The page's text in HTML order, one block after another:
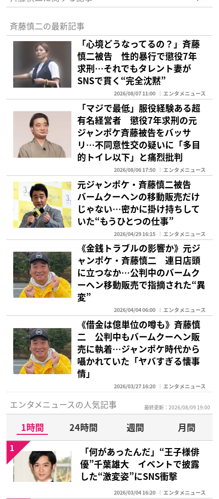
斉藤慎二の最新記事
「心境どうなってるの？」斉藤
慎二被告 性的暴行で懲役7年
求刑…それでもタレント妻が
SNSで貫く“完全沈黙”
2026/08/07 11:00 エンタメニュース
「マジで最低」服役経験ある超
有名経営者 懲役7年求刑の元
ジャンポケ斉藤被告をバッサ
リ…不同意性交の疑いに「多目
的トイレ以下」と痛烈批判
2026/08/06 17:50 エンタメニュース
元ジャンポケ・斉藤慎二被告
バームクーヘンの移動販売だけ
じゃない…密かに掛け持ちして
いた“もうひとつの仕事”
2026/04/29 16:15 エンタメニュース
《金銭トラブルの影響か》元ジ
ャンポケ・斉藤慎二 連日店頭
に立つなか…公判中のバームク
ーヘン移動販売で指摘された“異
変”
2026/04/04 06:00 エンタメニュース
《借金は億単位の噂も》斉藤慎
二 公判中もバームクーヘン販
売に執着…ジャンポケ時代から
囁かれていた「ヤバすぎる懐事
情」
2026/03/27 16:20 エンタメニュース
エンタメニュースの人気記事 最終更新：2026/08/09 19:00
1時間 24時間 週間
月間
「何があったんだ」“王子様俳
優”千葉雄大 イベントで披露
した“激変姿”にSNS衝撃
2026/03/04 16:20 エンタメニュース
1